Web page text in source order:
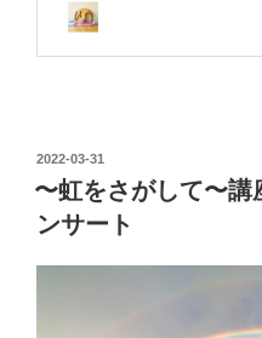
投
2022-03-31
〜虹をさがして〜講
ンサート